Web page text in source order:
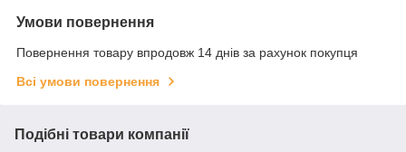
Умови повернення
Повернення товару впродовж 14 днів за рахунок покупця
Всі умови повернення
Подібні товари компанії